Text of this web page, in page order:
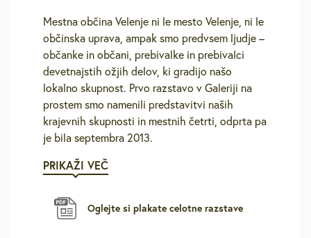
Mestna občina Velenje ni le mesto Velenje, ni le
občinska uprava, ampak smo predvsem ljudje –
občanke in občani, prebivalke in prebivalci
devetnajstih ožjih delov, ki gradijo našo
lokalno skupnost. Prvo razstavo v Galeriji na
prostem smo namenili predstavitvi naših
krajevnih skupnosti in mestnih četrti, odprta pa
je bila septembra 2013.
PRIKAŽI VEČ
Oglejte si plakate celotne razstave